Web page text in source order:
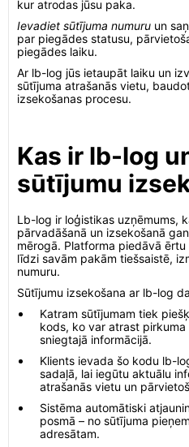
kur atrodas jūsu paka.
Ievadiet sūtījuma numuru un
par piegādes statusu,
piegādes laiku.
Ar lb-log jūs ietaupāt laiku un
sūtījuma atrašanās vietu,
izsekošanas procesu.
Kas ir lb-log
sūtījumu
Lb-log ir loģistikas uzņēmums,
pārvadāšanā un izsekošanā
mērogā. Platforma piedāvā
līdzi savām pakām tiešsaistē,
numuru.
Sūtījumu izsekošana ar lb-log
Katram sūtījumam tiek
kods, ko var atrast
sniegtajā informācijā.
Klients ievada šo kodu lb-
sadaļā, lai iegūtu aktuālu
atrašanās vietu un
Sistēma automātiski
posmā – no sūtījuma
adresātam.